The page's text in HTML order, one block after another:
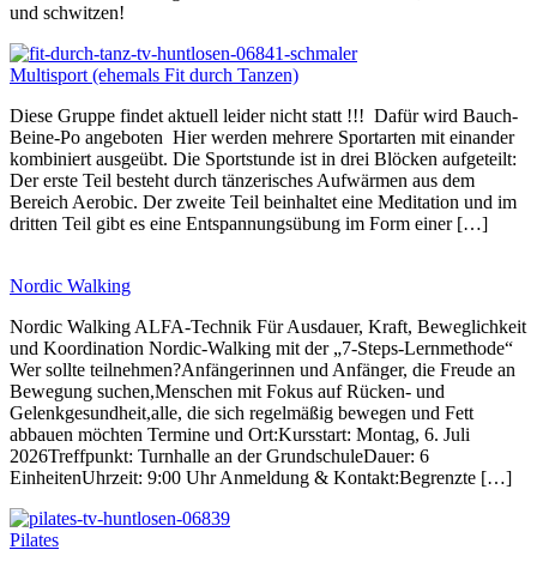
und schwitzen!
Multisport (ehemals Fit durch Tanzen)
Diese Gruppe findet aktuell leider nicht statt !!! Dafür wird Bauch-
Beine-Po angeboten Hier werden mehrere Sportarten mit einander
kombiniert ausgeübt. Die Sportstunde ist in drei Blöcken aufgeteilt:
Der erste Teil besteht durch tänzerisches Aufwärmen aus dem
Bereich Aerobic. Der zweite Teil beinhaltet eine Meditation und im
dritten Teil gibt es eine Entspannungsübung im Form einer […]
Nordic Walking
Nordic Walking ALFA-Technik Für Ausdauer, Kraft, Beweglichkeit
und Koordination Nordic-Walking mit der „7-Steps-Lernmethode“
Wer sollte teilnehmen?Anfängerinnen und Anfänger, die Freude an
Bewegung suchen,Menschen mit Fokus auf Rücken- und
Gelenkgesundheit,alle, die sich regelmäßig bewegen und Fett
abbauen möchten Termine und Ort:Kursstart: Montag, 6. Juli
2026Treffpunkt: Turnhalle an der GrundschuleDauer: 6
EinheitenUhrzeit: 9:00 Uhr Anmeldung & Kontakt:Begrenzte […]
Pilates